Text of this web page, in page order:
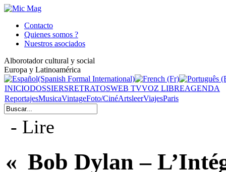
Contacto
Quienes somos ?
Nuestros asociados
Alborotador cultural y social
Europa y Latinoamérica
INICIODOSSIERSRETRATOSWEB TVVOZ LIBREAGENDA
ReportajesMusicaVintageFoto/CinéArtsleerViajesParis
- Lire
« Bob Dylan –